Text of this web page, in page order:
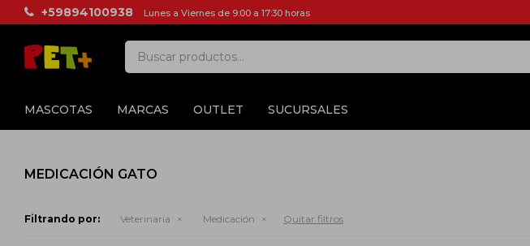
MASCOTAS MARCAS OUTLET SUCURSALES
+59894100938 Lunes a Viernes de 9:00 a 17:30 horas
MEDICACIÓN GATO
Filtrando por: Veterinaria Medicación Quitar filtros